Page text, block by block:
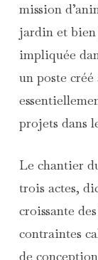
mission
jardin et bien
impliquée
un poste
projets dans
Le chantier
trois actes,
croissante
contraintes
de